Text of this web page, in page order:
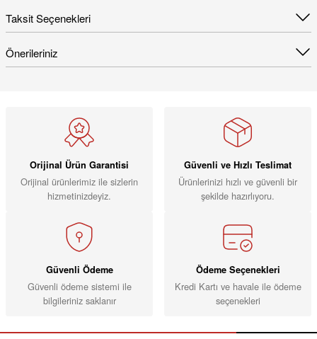
Taksit Seçenekleri
Önerileriniz
Orijinal Ürün Garantisi
Orijinal ürünlerimiz ile sizlerin
hizmetinizdeyiz.
Güvenli ve Hızlı Teslimat
Ürünlerinizi hızlı ve güvenli bir
şekilde hazırlıyoru.
Güvenli Ödeme
Güvenli ödeme sistemi ile
bilgileriniz saklanır
Ödeme Seçenekleri
Kredi Kartı ve havale ile ödeme
seçenekleri